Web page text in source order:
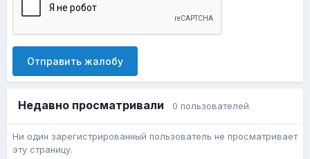
Отправить жалобу
Недавно просматривали 0 пользователей
Ни один зарегистрированный пользователь не просматривает
эту страницу.